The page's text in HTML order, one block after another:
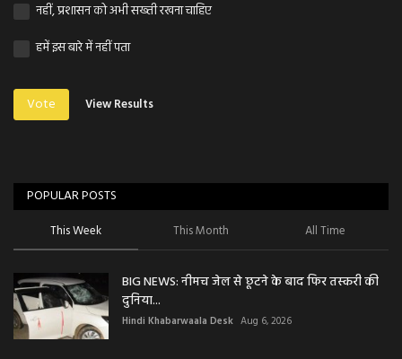
नहीं, प्रशासन को अभी सख्ती रखना चाहिए
हमें इस बारे में नहीं पता
Vote View Results
POPULAR POSTS
This Week This Month All Time
BIG NEWS: नीमच जेल से छूटने के बाद फिर तस्करी की
दुनिया...
Hindi Khabarwaala Desk Aug 6, 2026